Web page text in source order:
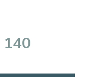
140